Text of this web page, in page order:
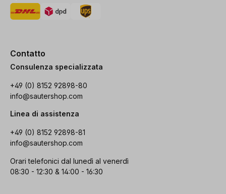
Contatto
Consulenza specializzata
+49 (0) 8152 92898-80
info@sautershop.com
Linea di assistenza
+49 (0) 8152 92898-81
info@sautershop.com
Orari telefonici dal lunedì al venerdì
08:30 - 12:30 & 14:00 - 16:30